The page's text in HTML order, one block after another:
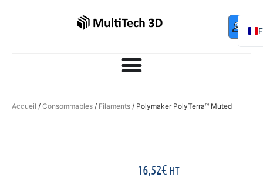
0,00 €
Accueil / Consommables / Filaments / Polymaker PolyTerra™ Muted
16,52€ HT